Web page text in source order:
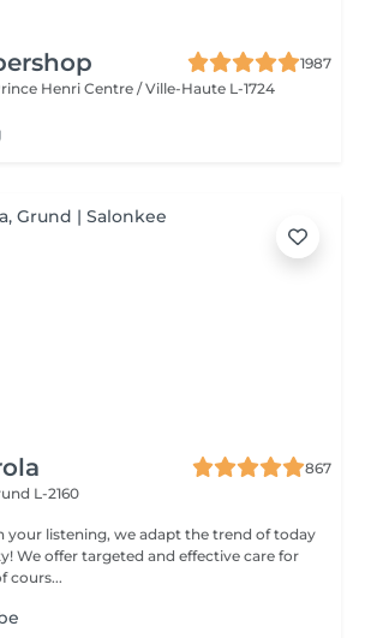
1987
Henri Centre / Ville-Haute L-1724
867
L-2160
your listening, we adapt the trend of today
We offer targeted and effective care for
cours...